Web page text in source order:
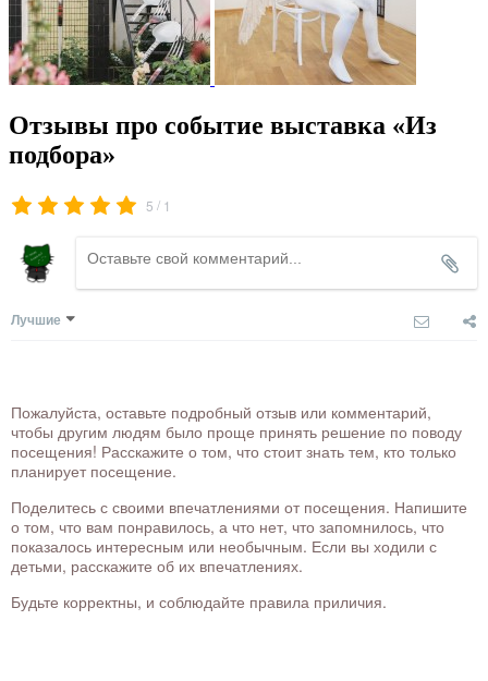
Отзывы про событие выставка «Из
подбора»
5 / 1
Лучшие
Пожалуйста, оставьте подробный отзыв или комментарий,
чтобы другим людям было проще принять решение по поводу
посещения! Расскажите о том, что стоит знать тем, кто только
планирует посещение.
Поделитесь с своими впечатлениями от посещения. Напишите
о том, что вам понравилось, а что нет, что запомнилось, что
показалось интересным или необычным. Если вы ходили с
детьми, расскажите об их впечатлениях.
Будьте корректны, и соблюдайте правила приличия.